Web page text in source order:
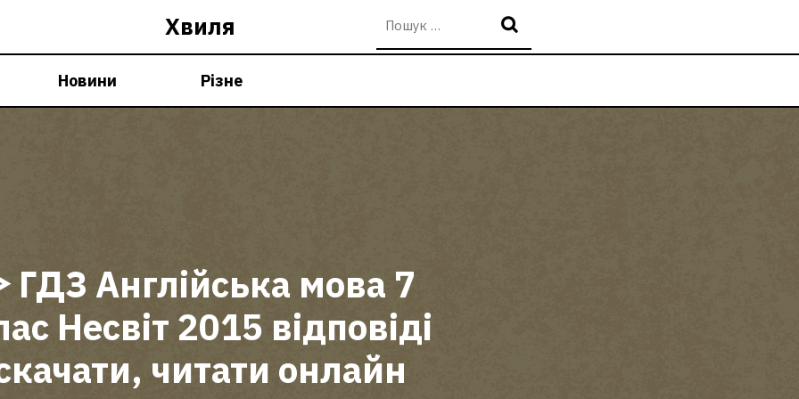
Хвиля
Новини Різне
ГДЗ Англійська мова 7
Несвіт 2015 відповіді
читати онлайн